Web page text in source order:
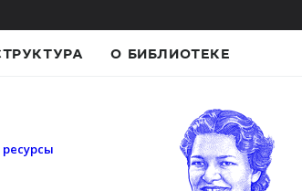
О БИБЛИОТЕКЕ